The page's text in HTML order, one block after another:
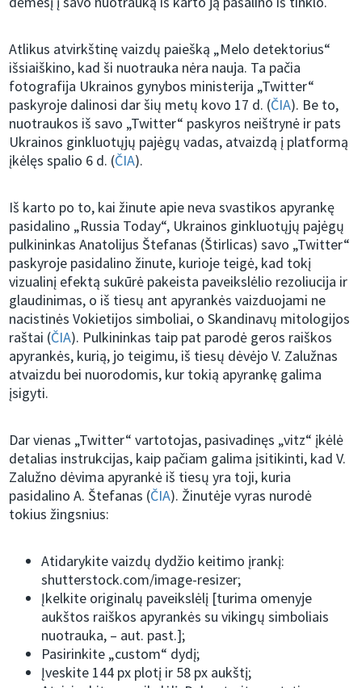
Atlikus atvirkštinę vaizdų paiešką „Melo detektorius“
išsiaiškino, kad ši nuotrauka nėra nauja. Ta pačia
fotografija Ukrainos gynybos ministerija „Twitter“
paskyroje dalinosi dar šių metų kovo 17 d. (ČIA). Be to,
nuotraukos iš savo „Twitter“ paskyros neištrynė ir pats
Ukrainos ginkluotųjų pajėgų vadas, atvaizdą į platformą
įkėlęs spalio 6 d. (ČIA).
Iš karto po to, kai žinute apie neva svastikos apyrankę
pasidalino „Russia Today“, Ukrainos ginkluotųjų pajėgų
pulkininkas Anatolijus Štefanas (Štirlicas) savo „Twitter“
paskyroje pasidalino žinute, kurioje teigė, kad tokį
vizualinį efektą sukūrė pakeista paveikslėlio rezoliucija ir
glaudinimas, o iš tiesų ant apyrankės vaizduojami ne
nacistinės Vokietijos simboliai, o Skandinavų mitologijos
raštai (ČIA). Pulkininkas taip pat parodė geros raiškos
apyrankės, kurią, jo teigimu, iš tiesų dėvėjo V. Zalužnas
atvaizdu bei nuorodomis, kur tokią apyrankę galima
įsigyti.
Dar vienas „Twitter“ vartotojas, pasivadinęs „vitz“ įkėlė
detalias instrukcijas, kaip pačiam galima įsitikinti, kad V.
Zalužno dėvima apyrankė iš tiesų yra toji, kuria
pasidalino A. Štefanas (ČIA). Žinutėje vyras nurodė
tokius žingsnius:
Atidarykite vaizdų dydžio keitimo įrankį:
shutterstock.com/image-resizer;
Įkelkite originalų paveikslėlį [turima omenyje
aukštos raiškos apyrankės su vikingų simboliais
nuotrauka, – aut. past.];
Pasirinkite „custom“ dydį;
Įveskite 144 px plotį ir 58 px aukštį;